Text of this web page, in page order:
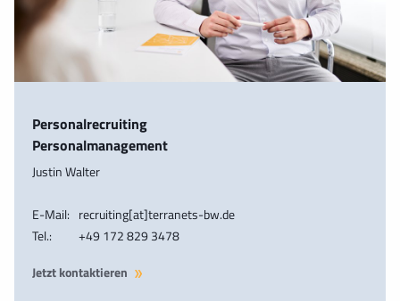
Personalrecruiting
Personalmanagement
Justin Walter
E-Mail: recruiting[at]terranets-bw.de
Tel.:
+49 172 829 3478
Jetzt kontaktieren